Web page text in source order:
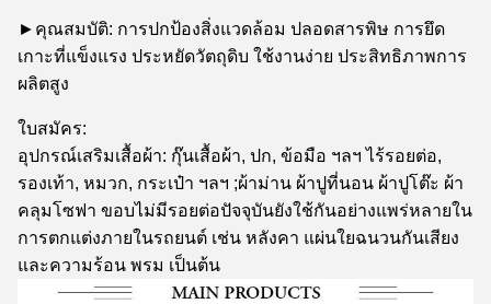
►คุณสมบัติ: การปกป้องสิ่งแวดล้อม ปลอดสารพิษ การยึด
เกาะที่แข็งแรง ประหยัดวัตถุดิบ ใช้งานง่าย ประสิทธิภาพการ
ผลิตสูง
ใบสมัคร:
อุปกรณ์เสริมเสื้อผ้า: กุ๊นเสื้อผ้า, ปก, ข้อมือ ฯลฯ ไร้รอยต่อ,
รองเท้า, หมวก, กระเป๋า ฯลฯ ;ผ้าม่าน ผ้าปูที่นอน ผ้าปูโต๊ะ ผ้า
คลุมโซฟา ขอบไม่มีรอยต่อปัจจุบันยังใช้กันอย่างแพร่หลายใน
การตกแต่งภายในรถยนต์ เช่น หลังคา แผ่นใยฉนวนกันเสียง
และความร้อน พรม เป็นต้น